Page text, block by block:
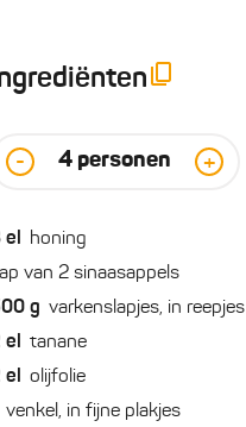
- 4 personen +
el honing
van 2 sinaasappels
g varkenslapjes, in reepjes
el tanane
el olijfolie
venkel, in fijne plakjes